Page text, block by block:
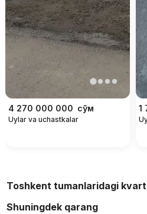
4 270 000 000 сўм
Uylar va uchastkalar
1
Toshkent tumanlaridagi
Shuningdek qarang